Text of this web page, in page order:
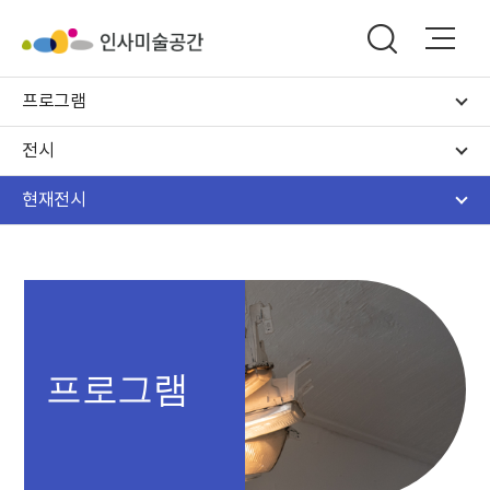
프로그램
전시
현재전시
프로그램